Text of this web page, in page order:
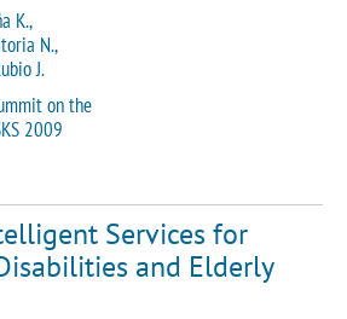
K.,
N.,
J.
on the
2009
Services for
and Elderly